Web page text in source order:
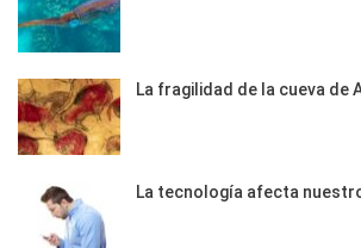
La fragilidad de la cueva de
La tecnología afecta